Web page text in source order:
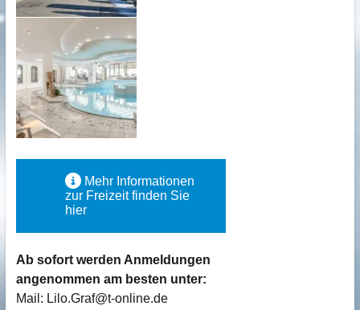
Mehr Informationen
zur Freizeit finden Sie
hier
Ab sofort werden Anmeldungen
angenommen am besten unter:
Mail: Lilo.Graf@t-online.de